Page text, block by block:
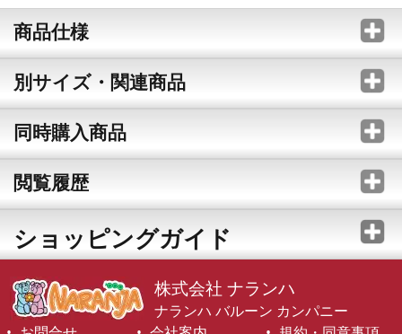
商品仕様
別サイズ・関連商品
同時購入商品
閲覧履歴
ショッピングガイド
株式会社 ナランハ
ナランハ バルーン カンパニー